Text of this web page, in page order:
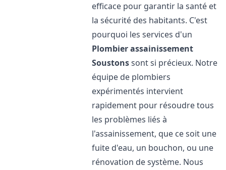
efficace pour garantir la santé et
la sécurité des habitants. C'est
pourquoi les services d'un
Plombier assainissement
Soustonssont si précieux. Notre
équipe de plombiers
expérimentés intervient
rapidement pour résoudre tous
les problèmes liés à
l'assainissement, que ce soit une
fuite d'eau, un bouchon, ou une
rénovation de système. Nous